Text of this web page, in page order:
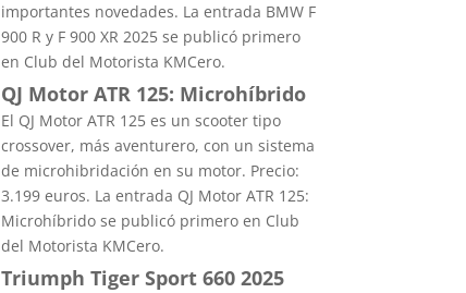
importantes novedades. La entrada BMW F
900 R y F 900 XR 2025 se publicó primero
en Club del Motorista KMCero.
QJ Motor ATR 125: Microhíbrido
El QJ Motor ATR 125 es un scooter tipo
crossover, más aventurero, con un sistema
de microhibridación en su motor. Precio:
3.199 euros. La entrada QJ Motor ATR 125:
Microhíbrido se publicó primero en Club
del Motorista KMCero.
Triumph Tiger Sport 660 2025